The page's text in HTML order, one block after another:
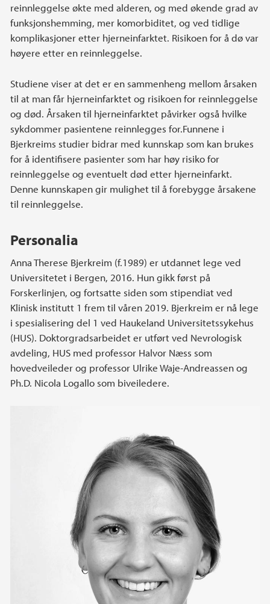
reinnleggelse økte med alderen, og med økende grad av
funksjonshemming, mer komorbiditet, og ved tidlige
komplikasjoner etter hjerneinfarktet. Risikoen for å dø var
høyere etter en reinnleggelse.
Studiene viser at det er en sammenheng mellom årsaken
til at man får hjerneinfarktet og risikoen for reinnleggelse
og død. Årsaken til hjerneinfarktet påvirker også hvilke
sykdommer pasientene reinnlegges for.Funnene i
Bjerkreims studier bidrar med kunnskap som kan brukes
for å identifisere pasienter som har høy risiko for
reinnleggelse og eventuelt død etter hjerneinfarkt.
Denne kunnskapen gir mulighet til å forebygge årsakene
til reinnleggelse.
Personalia
Anna Therese Bjerkreim (f.1989) er utdannet lege ved
Universitetet i Bergen, 2016. Hun gikk først på
Forskerlinjen, og fortsatte siden som stipendiat ved
Klinisk institutt 1 frem til våren 2019. Bjerkreim er nå lege
i spesialisering del 1 ved Haukeland Universitetssykehus
(HUS). Doktorgradsarbeidet er utført ved Nevrologisk
avdeling, HUS med professor Halvor Næss som
hovedveileder og professor Ulrike Waje-Andreassen og
Ph.D. Nicola Logallo som biveiledere.